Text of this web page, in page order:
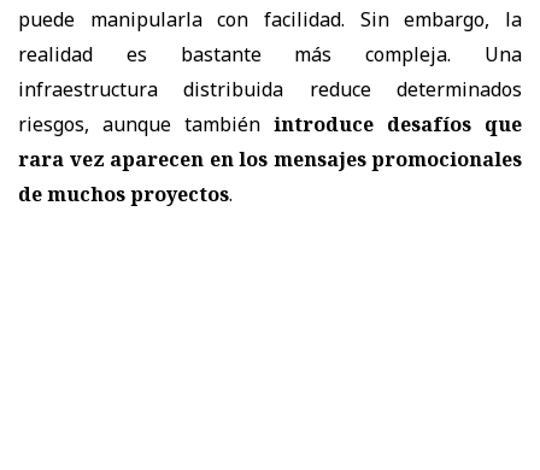
puede manipularla con facilidad. Sin embargo, la
realidad es bastante más compleja. Una
infraestructura distribuida reduce determinados
riesgos, aunque también introduce desafíos que
rara vez aparecen en los mensajes promocionales
de muchos proyectos.